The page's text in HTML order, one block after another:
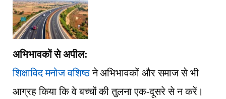
​अभिभावकों से अपील:
शिक्षाविद मनोज वशिष्ठने अभिभावकों और समाज से भी
आग्रह किया कि वे बच्चों की तुलना एक-दूसरे से न करें।